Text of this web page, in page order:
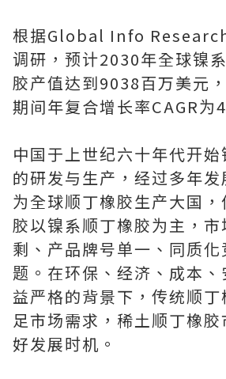
根据Global Info
调研，预计2030年全球镍
胶产值达到9038百万美元
期间年复合增长率CAGR为
中国于上世纪六十年代开
的研发与生产，经过多年
为全球顺丁橡胶生产大国
胶以镍系顺丁橡胶为主，
剩、产品牌号单一、同质
题。在环保、经济、成本、
益严格的背景下，传统顺
足市场需求，稀土顺丁橡胶
好发展时机。